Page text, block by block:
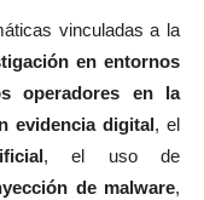
vinculadas a la
en entornos
operadores en la
evidencia digital, el
, el uso de
de malware,